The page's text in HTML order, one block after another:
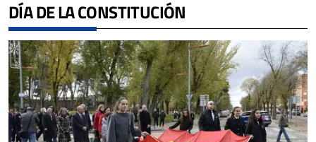
DÍA DE LA CONSTITUCIÓN